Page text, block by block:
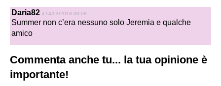
Daria82 il 14/03/2018 00:08
Summer non c’era nessuno solo Jeremia e qualche
amico
Commenta anche tu... la tua opinione è
importante!